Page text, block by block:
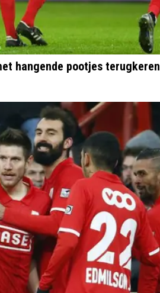
hangende pootjes terugkeren